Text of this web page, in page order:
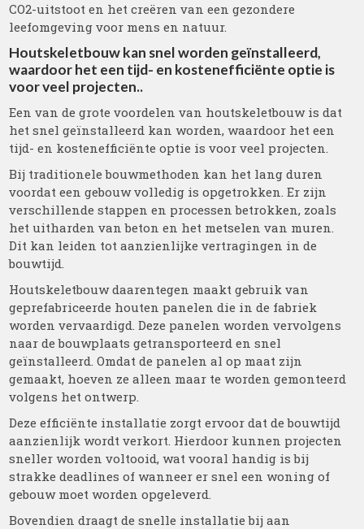
CO2-uitstoot en het creëren van een gezondere
leefomgeving voor mens en natuur.
Houtskeletbouw kan snel worden geïnstalleerd,
waardoor het een tijd- en kostenefficiënte optie is
voor veel projecten..
Een van de grote voordelen van houtskeletbouw is dat
het snel geïnstalleerd kan worden, waardoor het een
tijd- en kostenefficiënte optie is voor veel projecten.
Bij traditionele bouwmethoden kan het lang duren
voordat een gebouw volledig is opgetrokken. Er zijn
verschillende stappen en processen betrokken, zoals
het uitharden van beton en het metselen van muren.
Dit kan leiden tot aanzienlijke vertragingen in de
bouwtijd.
Houtskeletbouw daarentegen maakt gebruik van
geprefabriceerde houten panelen die in de fabriek
worden vervaardigd. Deze panelen worden vervolgens
naar de bouwplaats getransporteerd en snel
geïnstalleerd. Omdat de panelen al op maat zijn
gemaakt, hoeven ze alleen maar te worden gemonteerd
volgens het ontwerp.
Deze efficiënte installatie zorgt ervoor dat de bouwtijd
aanzienlijk wordt verkort. Hierdoor kunnen projecten
sneller worden voltooid, wat vooral handig is bij
strakke deadlines of wanneer er snel een woning of
gebouw moet worden opgeleverd.
Bovendien draagt de snelle installatie bij aan